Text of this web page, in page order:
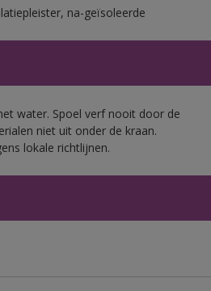
na-geïsoleerde
water. Spoel verf nooit door de
niet uit onder de kraan.
lokale richtlijnen.